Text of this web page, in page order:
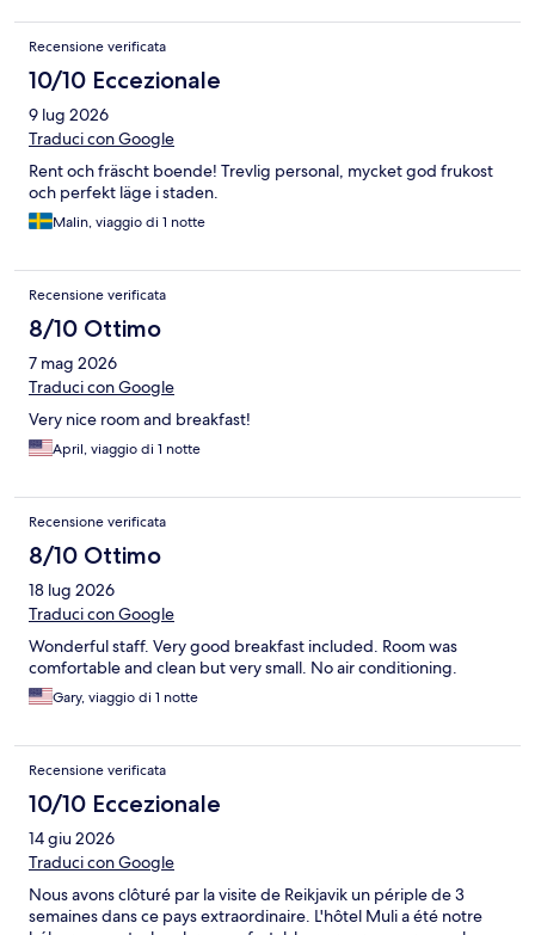
stanza per effettuare i lavaggi della vostra biancheria. Il
personale non vi rifarà la stanza. La colazione è super ed è
probabilmente la cosa migliore dell'hotel per cui consiglio, visti i
prezzi nell'isola, di approfittarne. La zona non è centralissima, ma
avete a poche centinaia di metri la fermata degli autobus 5 e 15
che vi porteranno in centro. L'hotel, come la zona, è silenzioso e
adattamento.
Recensione verificata
10/10 Eccezionale
9 lug 2026
Traduci con Google
Rent och fräscht boende! Trevlig personal, mycket god frukost
och perfekt läge i staden.
Malin, viaggio di 1 notte
Recensione verificata
8/10 Ottimo
7 mag 2026
Traduci con Google
Very nice room and breakfast!
April, viaggio di 1 notte
Recensione verificata
8/10 Ottimo
18 lug 2026
Traduci con Google
Wonderful staff. Very good breakfast included. Room was
comfortable and clean but very small. No air conditioning.
Gary, viaggio di 1 notte
Recensione verificata
10/10 Eccezionale
14 giu 2026
Traduci con Google
Nous avons clôturé par la visite de Reikjavik un périple de 3
semaines dans ce pays extraordinaire. L'hôtel Muli a été notre